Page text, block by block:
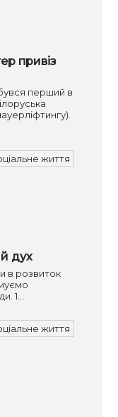
привіз
перший в
життя
дух
в розвиток
1…
життя